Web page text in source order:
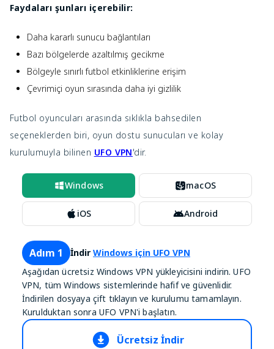
Faydaları şunları içerebilir:
Daha kararlı sunucu bağlantıları
Bazı bölgelerde azaltılmış gecikme
Bölgeyle sınırlı futbol etkinliklerine erişim
Çevrimiçi oyun sırasında daha iyi gizlilik
Futbol oyuncuları arasında sıklıkla bahsedilen
seçeneklerden biri, oyun dostu sunucuları ve kolay
kurulumuyla bilinen UFO VPN'dir.
Windows macOS
iOS Android
Adım 1 İndir Windows için UFO VPN
Aşağıdan ücretsiz Windows VPN yükleyicisini indirin. UFO
VPN, tüm Windows sistemlerinde hafif ve güvenlidir.
İndirilen dosyaya çift tıklayın ve kurulumu tamamlayın.
Kurulduktan sonra UFO VPN'i başlatın.
Ücretsiz İndir